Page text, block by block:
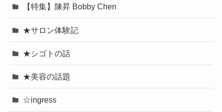
【特集】陳昇 Bobby Chen
★サロン体験記
★シゴトの話
★美容の話題
☆ingress